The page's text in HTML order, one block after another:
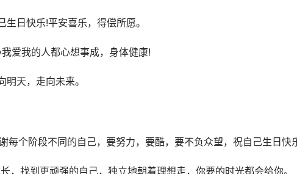
日快乐!平安喜乐，得偿所愿。
爱我的人都心想事成，身体健康!
天，走向未来。
每个阶段不同的自己，要努力，要酷，要不负众望，祝自己生日快
，找到更顽强的自己，独立地朝着理想走，你要的时光都会给你。